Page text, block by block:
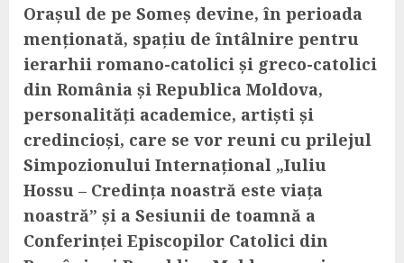
Orașul de pe Someș devine, în perioada
menționată, spațiu de întâlnire pentru
ierarhii romano-catolici și greco-catolici
din România și Republica Moldova,
personalități academice, artiști și
credincioși, care se vor reuni cu prilejul
Simpozionului Internațional „Iuliu
Hossu – Credința noastră este viața
noastră” și a Sesiunii de toamnă a
Conferinței Episcopilor Catolici din